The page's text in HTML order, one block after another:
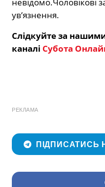
ув’язнення.
Слідкуйте за
каналі Субота
РЕКЛАМА
ПІДПИСАТИСЬ